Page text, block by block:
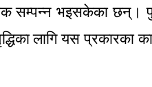
सम्पन्न भइसकेका छन्।
लागि यस प्रकारका